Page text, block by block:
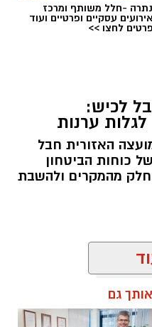
-חלל משותף ומרכז
עסקיים ופרטיים ועוד
לחצו >>
לכיש:
ערנות
האזורית חבל
כוחות הביטחון
חלק מהמקרים ולהשבת
אותך גם